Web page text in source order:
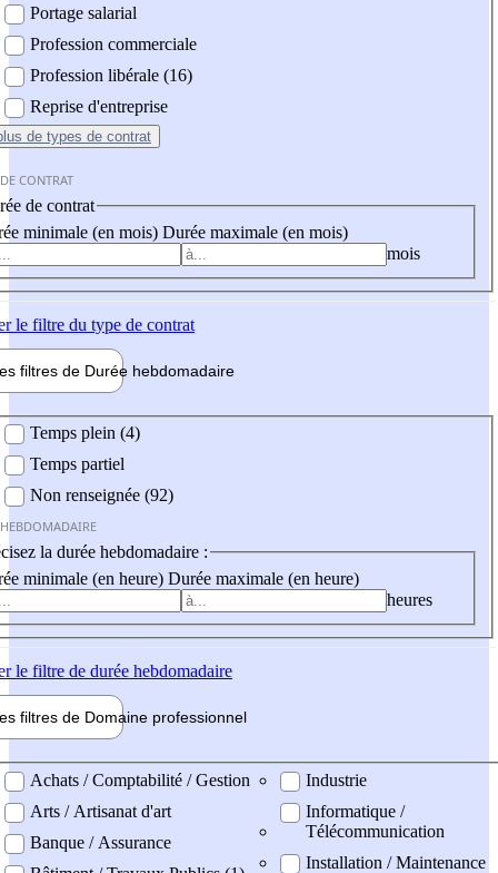
Portage salarial
Profession commerciale
Profession libérale (16)
Reprise d'entreprise
de types de contrat
CONTRAT
de contrat
minimale (en mois) Durée maximale (en mois)
mois
le filtre du type de contrat
filtres de Durée hebdomadaire
Temps plein (4)
Temps partiel
Non renseignée (92)
la durée hebdomadaire :
minimale (en heure) Durée maximale (en heure)
heures
le filtre de durée hebdomadaire
filtres de Domaine professionnel
professionel
Achats / Comptabilité / Gestion
Arts / Artisanat d'art
Banque / Assurance
Industrie
Informatique /
Télécommunication
Installation / Maintenance